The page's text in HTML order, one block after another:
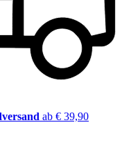
ab € 39,90